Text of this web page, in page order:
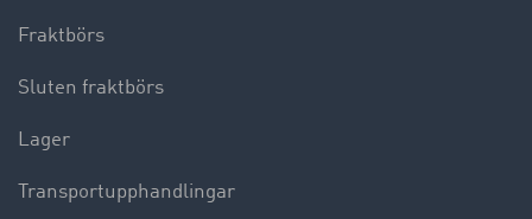
Fraktbörs
Sluten fraktbörs
Lager
Transportupphandlingar